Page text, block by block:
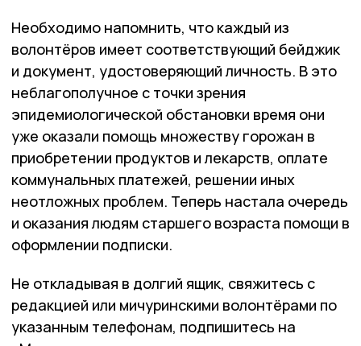
Необходимо напомнить, что каждый из
волонтёров имеет соответствующий бейджик
и документ, удостоверяющий личность. В это
неблагополучное с точки зрения
эпидемиологической обстановки время они
уже оказали помощь множеству горожан в
приобретении продуктов и лекарств, оплате
коммунальных платежей, решении иных
неотложных проблем. Теперь настала очередь
и оказания людям старшего возраста помощи в
оформлении подписки.
Не откладывая в долгий ящик, свяжитесь с
редакцией или мичуринскими волонтёрами по
указанным телефонам, подпишитесь на